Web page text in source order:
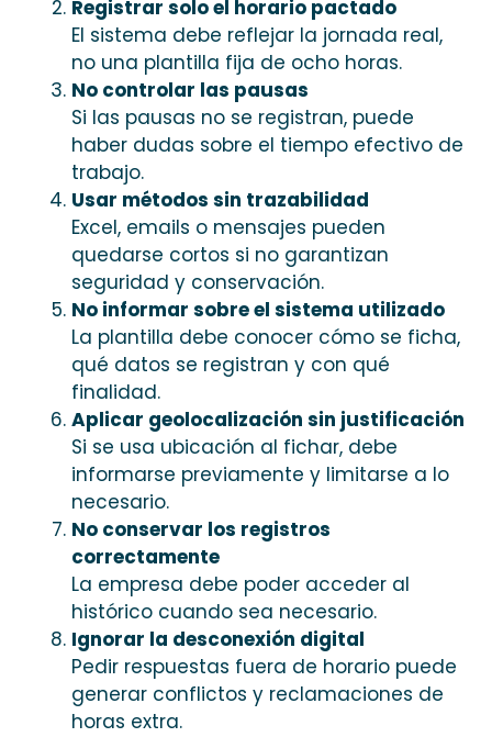
Registrar solo el horario pactado
El sistema debe reflejar la jornada real,
no una plantilla fija de ocho horas.
No controlar las pausas
Si las pausas no se registran, puede
haber dudas sobre el tiempo efectivo de
trabajo.
Usar métodos sin trazabilidad
Excel, emails o mensajes pueden
quedarse cortos si no garantizan
seguridad y conservación.
No informar sobre el sistema utilizado
La plantilla debe conocer cómo se ficha,
qué datos se registran y con qué
finalidad.
Aplicar geolocalización sin justificación
Si se usa ubicación al fichar, debe
informarse previamente y limitarse a lo
necesario.
No conservar los registros
correctamente
La empresa debe poder acceder al
histórico cuando sea necesario.
Ignorar la desconexión digital
Pedir respuestas fuera de horario puede
generar conflictos y reclamaciones de
horas extra.